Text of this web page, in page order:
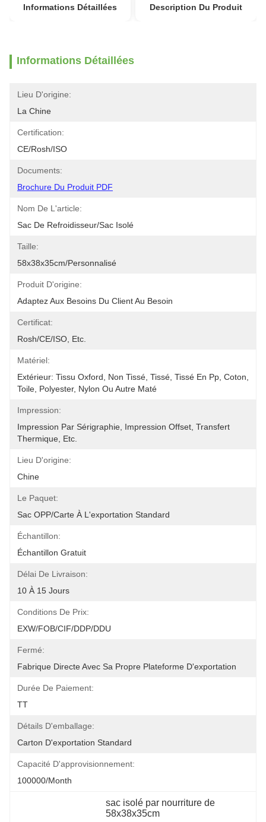
Informations Détaillées Description Du Produit
Informations Détaillées
Lieu D'origine:
La Chine
Certification:
CE/Rosh/ISO
Documents:
Brochure Du Produit PDF
Nom De L'article:
Sac De Refroidisseur/sac Isolé
Taille:
58x38x35cm/personnalisé
Produit D'origine:
Adaptez Aux Besoins Du Client Au Besoin
Certificat:
Rosh/CE/ISO, Etc.
Matériel:
Extérieur: Tissu Oxford, Non Tissé, Tissé, Tissé En Pp, Coton,
Toile, Polyester, Nylon Ou Autre Maté
Impression:
Impression Par Sérigraphie, Impression Offset, Transfert
Thermique, Etc.
Lieu D'origine:
Chine
Le Paquet:
Sac OPP/carte À L'exportation Standard
Échantillon:
Échantillon Gratuit
Délai De Livraison:
10 À 15 Jours
Conditions De Prix:
EXW/FOB/CIF/DDP/DDU
Fermé:
Fabrique Directe Avec Sa Propre Plateforme D'exportation
Durée De Paiement:
TT
Détails D'emballage:
Carton D'exportation Standard
Capacité D'approvisionnement:
100000/month
sac isolé par nourriture de
58x38x35cm